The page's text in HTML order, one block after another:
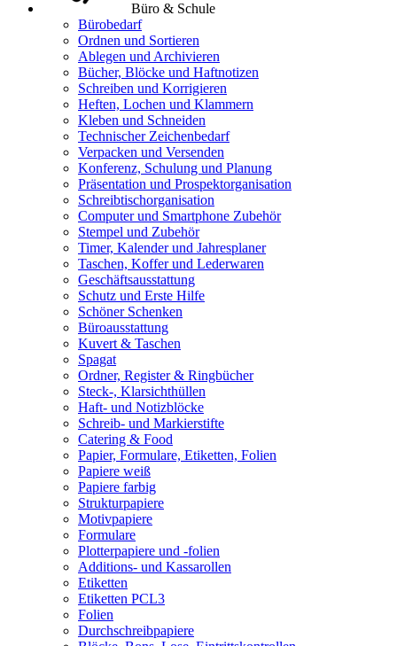
Büro & Schule
Bürobedarf
Ordnen und Sortieren
Ablegen und Archivieren
Bücher, Blöcke und Haftnotizen
Schreiben und Korrigieren
Heften, Lochen und Klammern
Kleben und Schneiden
Technischer Zeichenbedarf
Verpacken und Versenden
Konferenz, Schulung und Planung
Präsentation und Prospektorganisation
Schreibtischorganisation
Computer und Smartphone Zubehör
Stempel und Zubehör
Timer, Kalender und Jahresplaner
Taschen, Koffer und Lederwaren
Geschäftsausstattung
Schutz und Erste Hilfe
Schöner Schenken
Büroausstattung
Kuvert & Taschen
Spagat
Ordner, Register & Ringbücher
Steck-, Klarsichthüllen
Haft- und Notizblöcke
Schreib- und Markierstifte
Catering & Food
Papier, Formulare, Etiketten, Folien
Papiere weiß
Papiere farbig
Strukturpapiere
Motivpapiere
Formulare
Plotterpapiere und -folien
Additions- und Kassarollen
Etiketten
Etiketten PCL3
Folien
Durchschreibpapiere